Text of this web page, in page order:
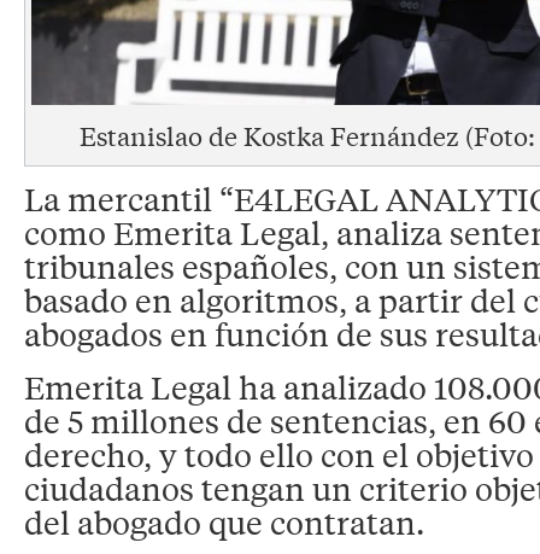
Estanislao de Kostka Fernández
La mercantil “E4LEGAL
como Emerita Legal, analiza
tribunales españoles, con un
basado en algoritmos, a partir del
abogados en función de sus
Emerita Legal ha analizado
de 5 millones de sentencias, en 60
derecho, y todo ello con el objetivo
ciudadanos tengan un criterio
del abogado que contratan.